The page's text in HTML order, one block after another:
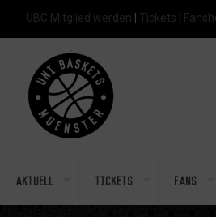
UBC Mitglied werden Tickets
Aktuell Tickets Fans